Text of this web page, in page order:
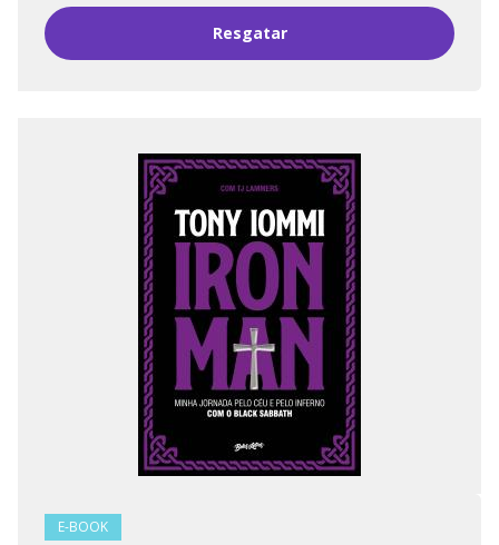
Resgatar
E-BOOK